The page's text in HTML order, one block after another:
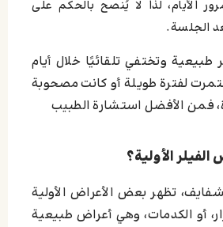
الأيام، لذا لا يُنصح بالحكم على
الجلسة.
طبيعية وتختفي تلقائيًا خلال أيام
لفترة طويلة أو كانت مصحوبة
فمن الأفضل استشارة الطبيب
الأولية؟
تظهر بعض الأعراض الأولية
أو الكدمات، وهي أعراض طبيعية